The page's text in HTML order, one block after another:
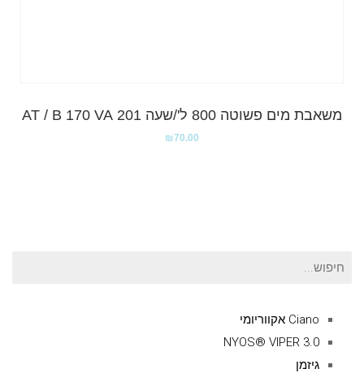
משאבת מים פשוטה 800 ל'/שעה 201 AT / B 170 VA
₪70.00
חיפוש
Ciano אקווריומי
NYOS® VIPER 3.0
גיזמן